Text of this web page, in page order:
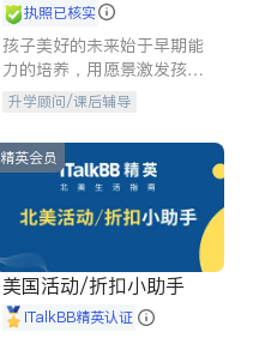
执照已核实
孩子美好的未来始于早期能
力的培养，用愿景激发孩子
的学习潜力和动力。理念：
拥有成长型心态是成功的基
石。
升学顾问/课后辅导
精英会员
美国活动/折扣小助手
iTalkBB精英认证